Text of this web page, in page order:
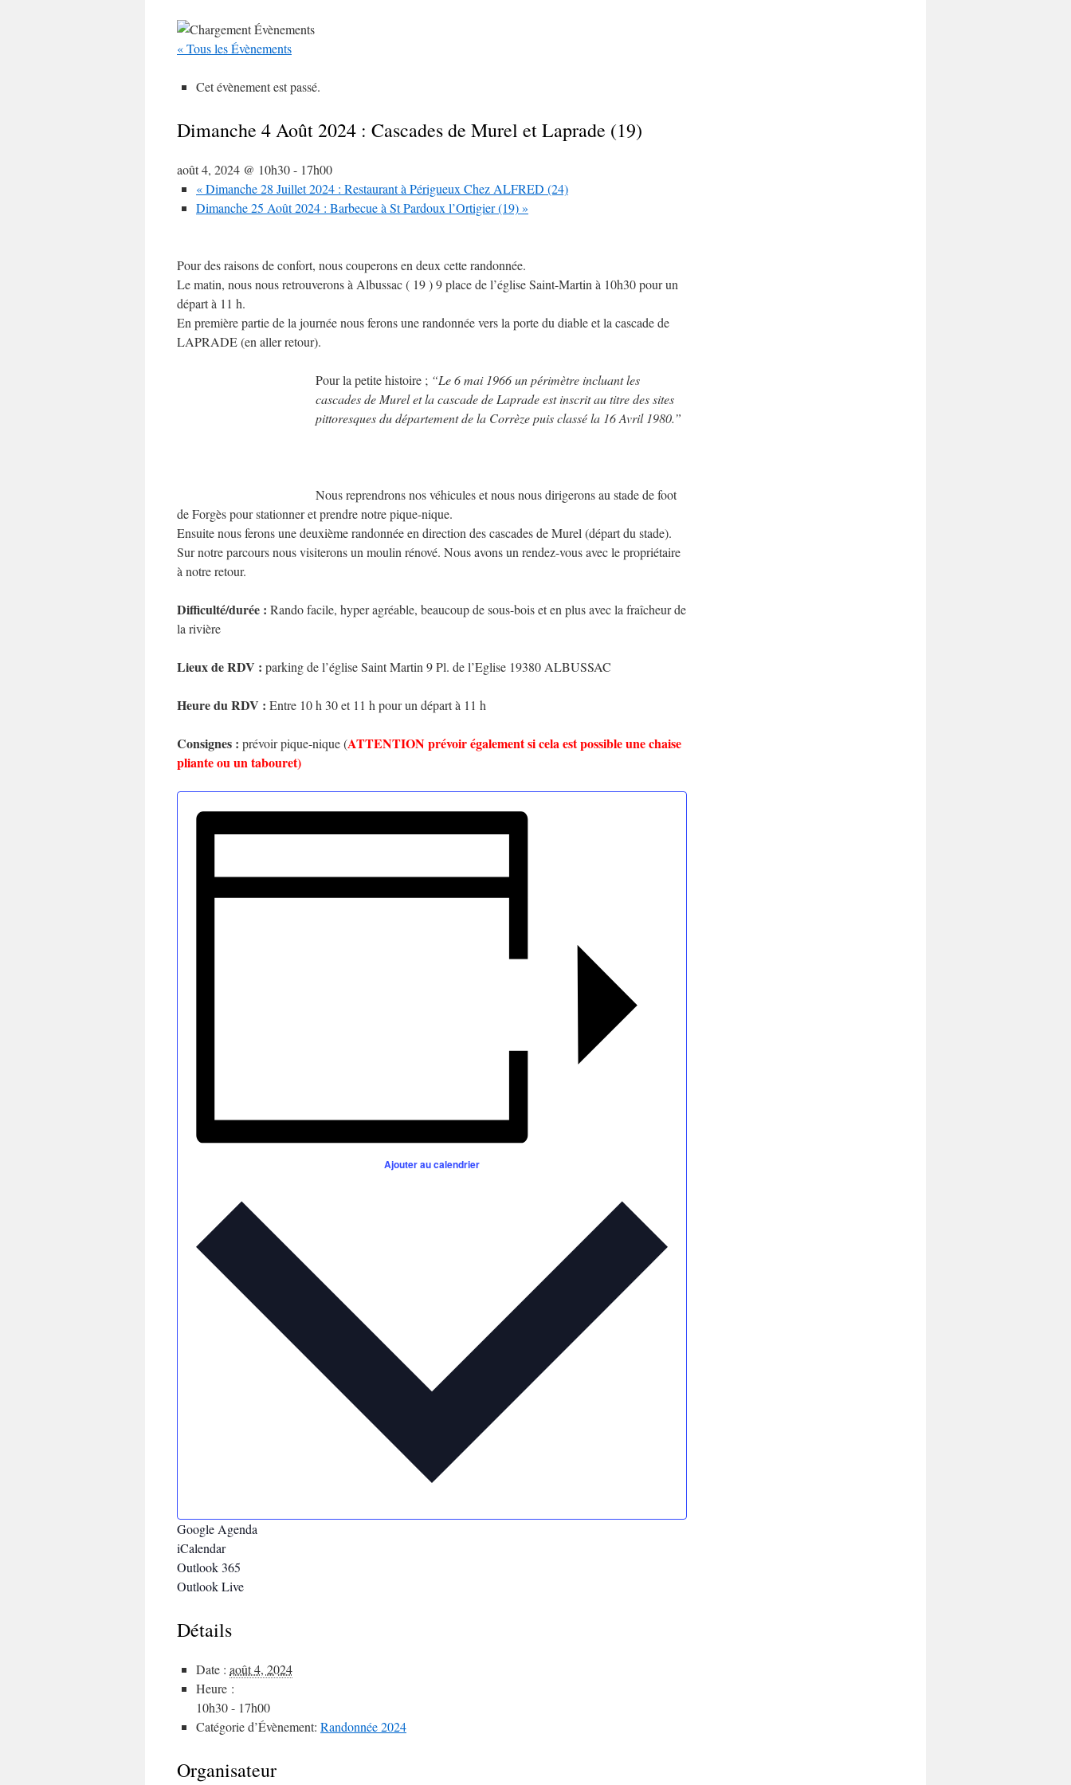
« Tous les Évènements
Cet évènement est passé.
Dimanche 4 Août 2024 : Cascades de Murel et Laprade (19)
août 4, 2024 @ 10h30- 17h00
«Dimanche 28 Juillet 2024 : Restaurant à Périgueux Chez ALFRED (24)
Dimanche 25 Août 2024 : Barbecue à St Pardoux l’Ortigier (19)»
Pour des raisons de confort, nous couperons en deux cette randonnée.
Le matin, nous nous retrouverons à Albussac ( 19 ) 9 place de l’église Saint-Martin à 10h30 pour un
départ à 11 h.
En première partie de la journée nous ferons une randonnée vers la porte du diable et la cascade de
LAPRADE (en aller retour).
Pour la petite histoire ; “Le 6 mai 1966 un périmètre incluant les
cascades de Murel et la cascade de Laprade est inscrit au titre des sites
pittoresques du département de la Corrèze puis classé la 16 Avril 1980.”
Nous reprendrons nos véhicules et nous nous dirigerons au stade de foot
de Forgès pour stationner et prendre notre pique-nique.
Ensuite nous ferons une deuxième randonnée en direction des cascades de Murel (départ du stade).
Sur notre parcours nous visiterons un moulin rénové. Nous avons un rendez-vous avec le propriétaire
à notre retour.
Difficulté/durée : Rando facile, hyper agréable, beaucoup de sous-bois et en plus avec la fraîcheur de
la rivière
Lieux de RDV : parking de l’église Saint Martin 9 Pl. de l’Eglise 19380 ALBUSSAC
Heure du RDV : Entre 10 h 30 et 11 h pour un départ à 11 h
Consignes : prévoir pique-nique (ATTENTION prévoir également si cela est possible une chaise
pliante ou un tabouret)
Ajouter au calendrier
Google Agenda
iCalendar
Outlook 365
Outlook Live
Détails
Date : août 4, 2024
Heure :
10h30 - 17h00
Catégorie d’Évènement: Randonnée 2024
Organisateur